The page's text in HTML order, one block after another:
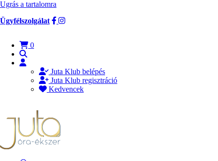
Ugrás a tartalomra
Ügyfélszolgálat
0
Juta Klub belépés
Juta Klub regisztráció
Kedvencek